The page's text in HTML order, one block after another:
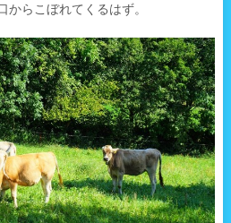
らこぼれてくるはず。